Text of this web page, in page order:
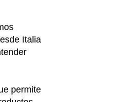
Italia
permite